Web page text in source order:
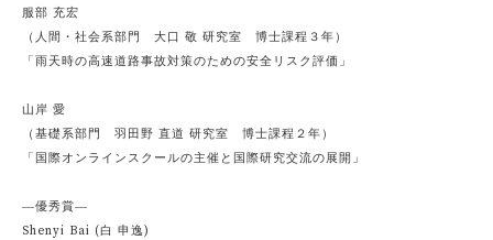
服部 充宏
（人間・社会系部門 大口 敬 研究室 博士課程３年）
「雨天時の高速道路事故対策のための安全リスク評価」
山岸 愛
（基礎系部門 羽田野 直道 研究室 博士課程２年）
「国際オンラインスクールの主催と国際研究交流の展開」
―優秀賞―
Shenyi Bai (白 申逸)